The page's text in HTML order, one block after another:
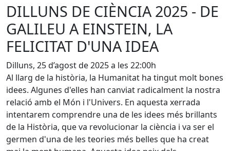
DILLUNS DE CIÈNCIA 2025 - DE
GALILEU A EINSTEIN, LA
FELICITAT D'UNA IDEA
Dilluns, 25 d’agost de 2025 a les 22:00h
Al llarg de la història, la Humanitat ha tingut molt bones
idees. Algunes d'elles han canviat radicalment la nostra
relació amb el Món i l'Univers. En aquesta xerrada
intentarem comprendre una de les idees més brillants
de la Història, que va revolucionar la ciència i va ser el
germen d'una de les teories més belles que ha creat